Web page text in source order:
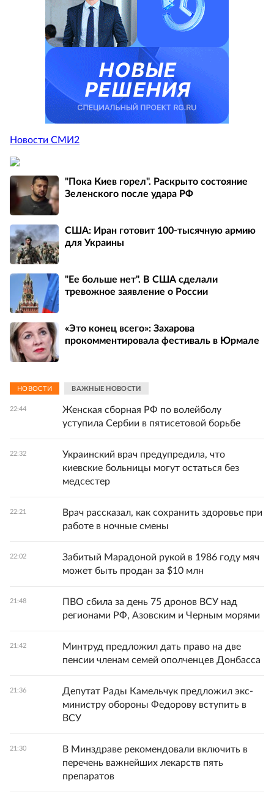
Новости СМИ2
"Пока Киев горел". Раскрыто состояние
Зеленского после удара РФ
США: Иран готовит 100-тысячную армию
для Украины
"Ее больше нет". В США сделали
тревожное заявление о России
«Это конец всего»: Захарова
прокомментировала фестиваль в Юрмале
НОВОСТИ ВАЖНЫЕ НОВОСТИ
22:44
Женская сборная РФ по волейболу
уступила Сербии в пятисетовой борьбе
22:32
Украинский врач предупредила, что
киевские больницы могут остаться без
медсестер
22:21
Врач рассказал, как сохранить здоровье при
работе в ночные смены
22:02
Забитый Марадоной рукой в 1986 году мяч
может быть продан за $10 млн
21:48
ПВО сбила за день 75 дронов ВСУ над
регионами РФ, Азовским и Черным морями
21:42
Минтруд предложил дать право на две
пенсии членам семей ополченцев Донбасса
21:36
Депутат Рады Камельчук предложил экс-
министру обороны Федорову вступить в
ВСУ
21:30
В Минздраве рекомендовали включить в
перечень важнейших лекарств пять
препаратов